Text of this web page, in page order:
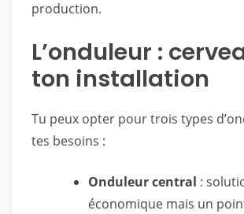
production.
L’onduleur :
ton installation
Tu peux opter pour trois types
tes besoins :
Onduleur central :
économique mais un